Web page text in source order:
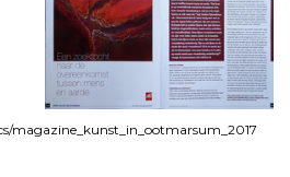
magazine_kunst_in_ootmarsum_2017